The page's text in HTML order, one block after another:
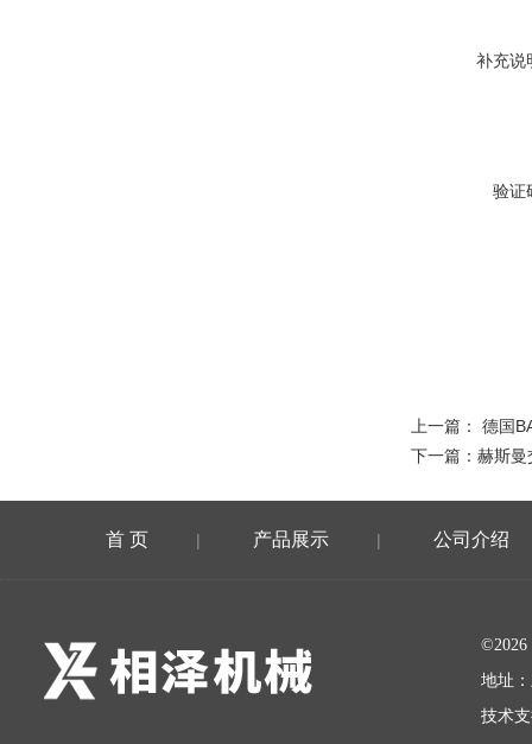
补充说
验证
上一篇： 德国
下一篇： 赫斯曼
首 页 | 产品展示 | 公司介绍
地址
技术